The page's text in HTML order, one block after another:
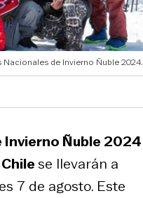
Nacionales de Invierno Ñuble 2024.
Invierno Ñuble 2024
se llevarán a
7 de agosto. Este